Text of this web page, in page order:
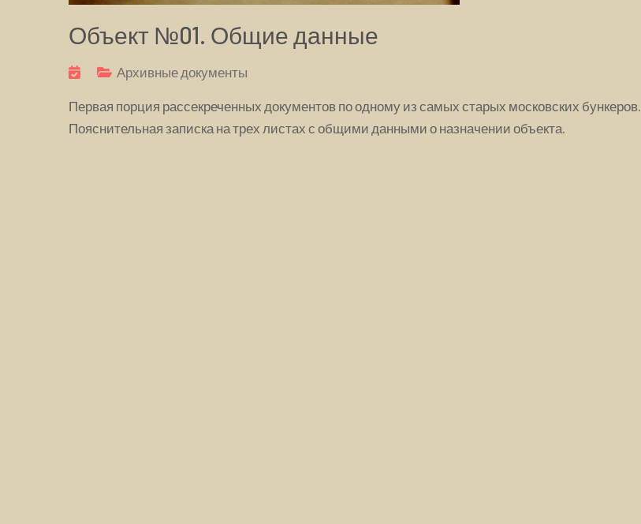
Объект №01. Общие данные
Архивные документы
Первая порция рассекреченных документов по одному из самых старых московских бункеров.
Пояснительная записка на трех листах с общими данными о назначении объекта.